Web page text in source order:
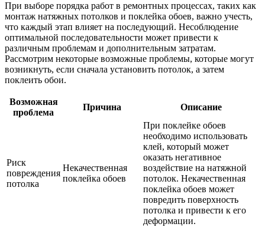
При выборе порядка работ в ремонтных процессах, таких как
монтаж натяжных потолков и поклейка обоев, важно учесть,
что каждый этап влияет на последующий. Несоблюдение
оптимальной последовательности может привести к
различным проблемам и дополнительным затратам.
Рассмотрим некоторые возможные проблемы, которые могут
возникнуть, если сначала установить потолок, а затем
поклеить обои.
Возможная
проблема
Причина Описание
Риск
повреждения
потолка
Некачественная
поклейка обоев
При поклейке обоев
необходимо использовать
клей, который может
оказать негативное
воздействие на натяжной
потолок. Некачественная
поклейка обоев может
повредить поверхность
потолка и привести к его
деформации.